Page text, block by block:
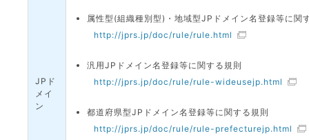
JPド
メイ
ン
属性型(組織種別型)・地域型JPドメイン名登録等に関
http://jprs.jp/doc/rule/rule.html
汎用JPドメイン名登録等に関する規則
http://jprs.jp/doc/rule/rule-wideusejp.html
都道府県型JPドメイン名登録等に関する規則
http://jprs.jp/doc/rule/rule-prefecturejp.html